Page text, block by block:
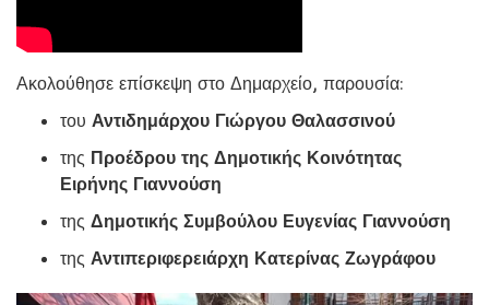
Ακολούθησε επίσκεψη στο Δημαρχείο, παρουσία:
του Αντιδημάρχου Γιώργου Θαλασσινού
της Προέδρου της Δημοτικής Κοινότητας
Ειρήνης Γιαννούση
της Δημοτικής Συμβούλου Ευγενίας Γιαννούση
της Αντιπεριφερειάρχη Κατερίνας Ζωγράφου